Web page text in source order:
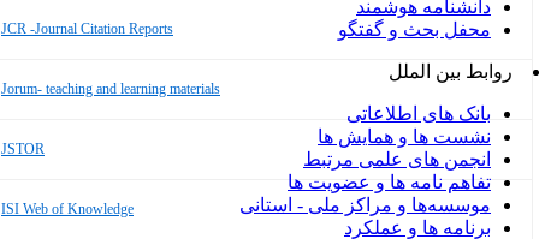
دانشنامه هوشمند
محفل بحث و گفتگو
روابط بین الملل
بانک های اطلاعاتی
نشست ها و همایش ها
انجمن های علمی مرتبط
تفاهم نامه ها و عضویت ها
موسسه‌ها و مراکز ملی - استانی
برنامه ها و عملکرد
JCR -Journal Citation Reports
Jorum- teaching and learning materials
JSTOR
ISI Web of Knowledge